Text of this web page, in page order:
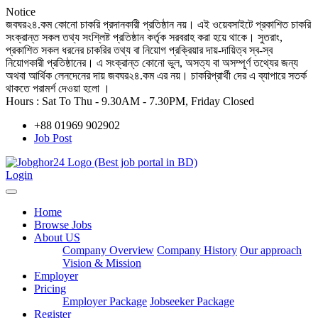
Notice
জবঘর২৪.কম কোনো চাকরি প্রদানকারী প্রতিষ্ঠান নয়। এই ওয়েবসাইটে প্রকাশিত চাকরি
সংক্রান্ত সকল তথ্য সংশ্লিষ্ট প্রতিষ্ঠান কর্তৃক সরবরাহ করা হয়ে থাকে। সুতরাং,
প্রকাশিত সকল ধরনের চাকরির তথ্য বা নিয়োগ প্রক্রিয়ার দায়-দায়িত্ব স্ব-স্ব
নিয়োগকারী প্রতিষ্ঠানের। এ সংক্রান্ত কোনো ভুল, অসত্য বা অসম্পূর্ণ তথ্যের জন্য
অথবা আর্থিক লেনদেনের দায় জবঘর২৪.কম এর নয়। চাকরিপ্রার্থী দের এ ব্যাপারে সতর্ক
থাকতে পরামর্শ দেওয়া হলো ।
Hours : Sat To Thu - 9.30AM - 7.30PM, Friday Closed
+88 01969 902902
Job Post
Login
Home
Browse Jobs
About US
Company Overview Company History Our approach
Vision & Mission
Employer
Pricing
Employer Package Jobseeker Package
Register